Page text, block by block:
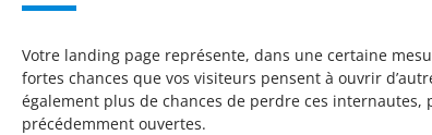
Votre landing page représente, dans une certaine
fortes chances que vos visiteurs pensent à ouvrir
également plus de chances de perdre ces internautes,
précédemment ouvertes.